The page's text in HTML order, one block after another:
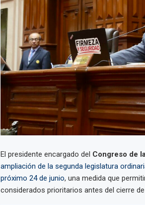
El presidente encargado del Congreso de
ampliación de la segunda legislatura
próximo 24 de junio, una medida que
considerados prioritarios antes del cierre